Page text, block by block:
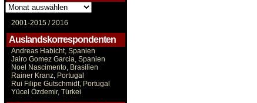
Archiv
2001-2015 /2016
Auslandskorrespondenten
Andreas Habicht, Spanien
Jairo Gomez Garcia, Spanien
Noel Nascimento, Brasilien
Rainer Kranz, Portugal
Rui Filipe Gutschmidt, Portugal
Yücel Özdemir, Türkei